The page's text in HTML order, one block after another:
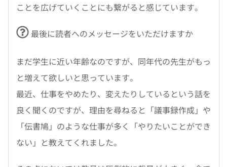
ことを広げていくことにも繋がると感じています。
最後に読者へのメッセージをいただけますか
まだ学生に近い年齢なのですが、同年代の先生がもっ
と増えて欲しいと思っています。
最近、仕事をやめたり、変えたりしているという話を
良く聞くのですが、理由を尋ねると「議事録作成」や
「伝書鳩」のような仕事が多く「やりたいことができ
ない」と教えてくれました。